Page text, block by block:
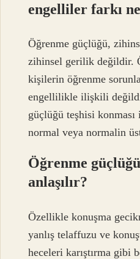
engelliler farkı
Öğrenme güçlüğü,
zihinsel gerilik değildir.
kişilerin öğrenme
engellilikle ilişkili
güçlüğü teşhisi
normal veya normalin
Öğrenme
anlaşılır?
Özellikle konuşma
yanlış telaffuzu ve
heceleri karıştırma